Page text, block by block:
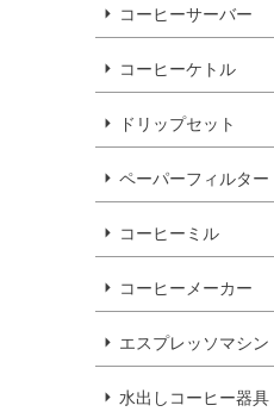
コーヒーサーバー
コーヒーケトル
ドリップセット
ペーパーフィルター
コーヒーミル
コーヒーメーカー
エスプレッソマシン
水出しコーヒー器具